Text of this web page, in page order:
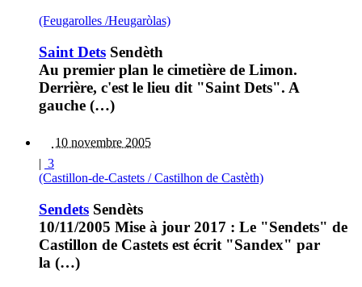
(Feugarolles /Heugaròlas)
Saint Dets Sendèth
Au premier plan le cimetière de Limon.
Derrière, c'est le lieu dit "Saint Dets". A
gauche (…)
10 novembre 2005
| 3
(Castillon-de-Castets / Castilhon de Castèth)
Sendets Sendèts
10/11/2005 Mise à jour 2017 : Le "Sendets" de
Castillon de Castets est écrit "Sandex" par
la (…)